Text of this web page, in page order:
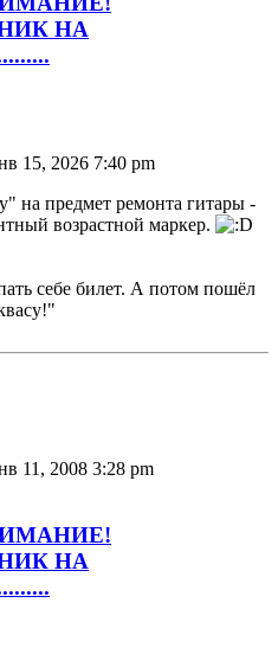
НА
15, 2026 7:40 pm
на предмет ремонта гитары -
возрастной маркер.
себе билет. А потом пошёл
11, 2008 3:28 pm
НА